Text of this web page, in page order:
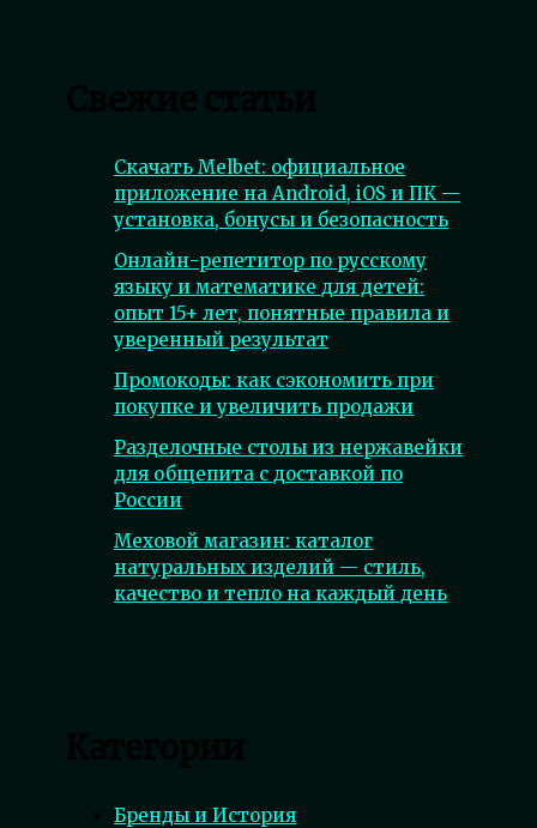
Скачать Melbet: официальное
приложение на Android, iOS и ПК —
установка, бонусы и безопасность
Онлайн-репетитор по русскому
языку и математике для детей:
опыт 15+ лет, понятные правила и
уверенный результат
Промокоды: как сэкономить при
покупке и увеличить продажи
Разделочные столы из нержавейки
для общепита с доставкой по
России
Меховой магазин: каталог
натуральных изделий — стиль,
качество и тепло на каждый день
Бренды и История